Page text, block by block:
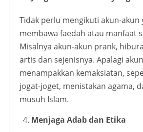
Tidak perlu mengikuti akun-akun
membawa faedah atau manfaat
Misalnya akun-akun prank,
artis dan sejenisnya. Apalagi
menampakkan kemaksiatan,
jogat-joget, menistakan agama,
musuh Islam.
Menjaga Adab dan Etika